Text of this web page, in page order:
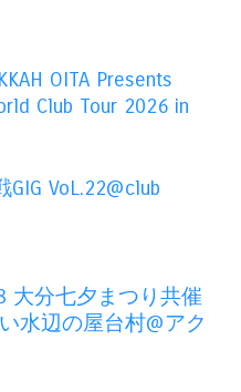
OITA Presents
Club Tour 2026 in
VoL.22@club
大分七夕まつり共催
水辺の屋台村@アク